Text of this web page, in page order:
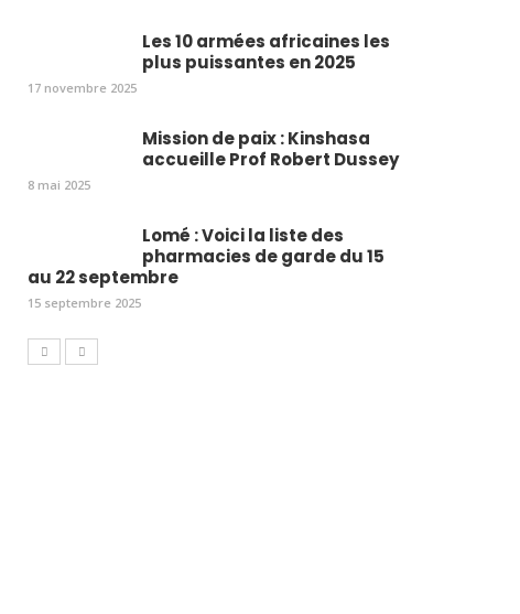
Les 10 armées africaines les
plus puissantes en 2025
17 novembre 2025
Mission de paix : Kinshasa
accueille Prof Robert Dussey
8 mai 2025
Lomé : Voici la liste des
pharmacies de garde du 15
au 22 septembre
15 septembre 2025